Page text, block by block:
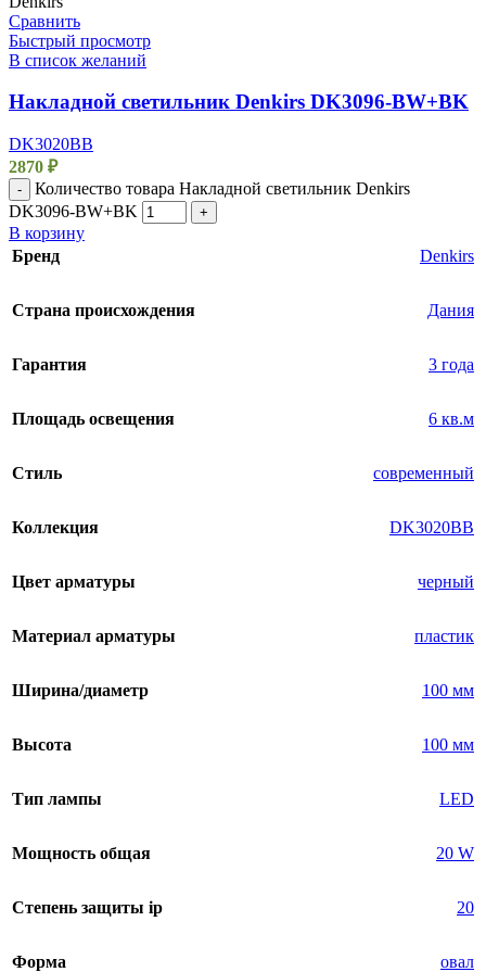
Сравнить
Быстрый просмотр
В список желаний
Накладной светильник Denkirs DK3096-BW+BK
DK3020BВ
2870 ₽
-
Количество товара Накладной светильник Denkirs
DK3096-BW+BK
+
В корзину
Бренд
Denkirs
Страна происхождения Дания
Гарантия 3 года
Площадь освещения 6 кв.м
Стиль современный
Коллекция DK3020BВ
Цвет арматуры черный
Материал арматуры пластик
Ширина/диаметр 100 мм
Высота 100 мм
Тип лампы LED
Мощность общая 20 W
Степень защиты ip 20
Форма овал